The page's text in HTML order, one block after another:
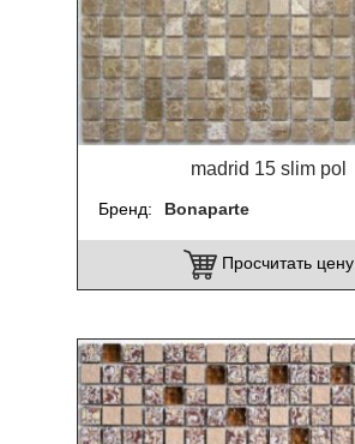
madrid 15 slim pol
Бренд Bonaparte
Просчитать цену